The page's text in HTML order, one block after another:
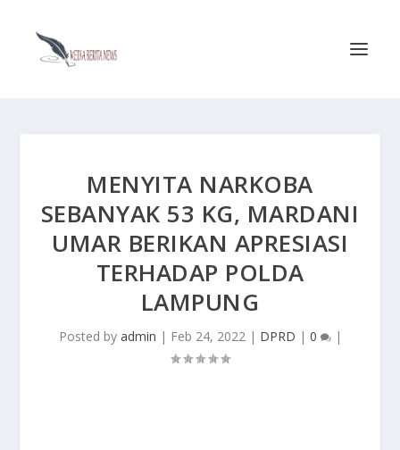
MENYITA NARKOBA
SEBANYAK 53 KG, MARDANI
UMAR BERIKAN APRESIASI
TERHADAP POLDA
LAMPUNG
Posted by admin | Feb 24, 2022| DPRD | 0 |